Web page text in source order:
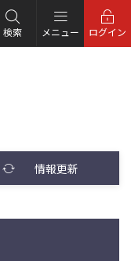
検索 メニュー ログイン
情報更新